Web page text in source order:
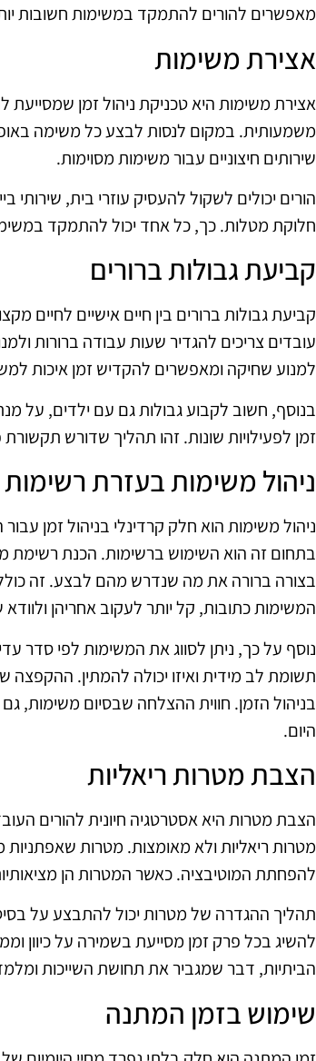
מאפשרים להורים להתמקד במשימות חשובות
אצירת משימות
אצירת משימות היא טכניקת ניהול זמן שמסייעת
משמעותית. במקום לנסות לבצע כל משימה
שירותים חיצוניים עבור משימות מסוימות.
הורים יכולים לשקול להעסיק עוזרי בית,
חלוקת מטלות. כך, כל אחד יכול להתמקד
קביעת גבולות ברורים
קביעת גבולות ברורים בין חיים אישיים לחיים
עובדים צריכים להגדיר שעות עבודה ברורות
למנוע שחיקה ומאפשרים להקדיש זמן איכות
בנוסף, חשוב לקבוע גבולות גם עם ילדים, על
זמן לפעילויות שונות. זהו תהליך שדורש
ניהול משימות בעזרת רשימות
ניהול משימות הוא חלק קרדינלי בניהול זמן
בתחום זה הוא השימוש ברשימות. הכנת רשימת
בצורה ברורה את מה שנדרש מהם לבצע. זה
המשימות כתובות, קל יותר לעקוב אחריהן
נוסף על כך, ניתן לסווג את המשימות לפי סדר
תשומת לב מידית ואיזו יכולה להמתין. ההקפצה
בניהול הזמן. חווית ההצלחה שבסיום משימות,
היום.
הצבת מטרות ריאליות
הצבת מטרות היא אסטרטגיה חיונית להורים
מטרות ריאליות ולא מאומצות. מטרות
להפחתת המוטיבציה. כאשר המטרות הן
תהליך ההגדרה של מטרות יכול להתבצע על
להשיג בכל פרק זמן מסייעת בשמירה על כיוון
הביתיות, דבר שמגביר את תחושת השייכות
שימוש בזמן המתנה